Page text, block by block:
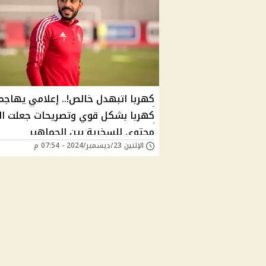
كهربا اتبهدل خالص!.. إعلامي
كهربا بشكل قوي وتصريحات جعلت
محتوى للسخرية بين الجماهير
الإثنين 23/ديسمبر/2024 - 07:54 م